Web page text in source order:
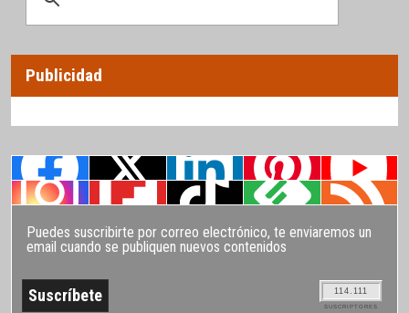
Publicidad
Puedes suscribirte por correo electrónico, te enviaremos un
email cuando se publiquen nuevos contenidos
114.111
SUSCRIPTORES